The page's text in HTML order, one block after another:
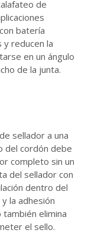
de
batería
reducen la
en un ángulo
de la junta.
sellador a una
del cordón debe
completo sin un
del sellador con
dentro del
la adhesión
elimina
el sello.